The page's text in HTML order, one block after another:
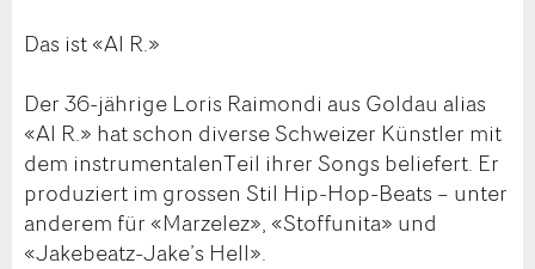
Das ist «Al R.»
Der 36-jährige Loris Raimondi aus Goldau alias
«Al R.» hat schon diverse Schweizer Künstler mit
dem instrumentalenTeil ihrer Songs beliefert. Er
produziert im grossen Stil Hip-Hop-Beats – unter
anderem für «Marzelez», «Stoffunita» und
«Jakebeatz-Jake’s Hell».